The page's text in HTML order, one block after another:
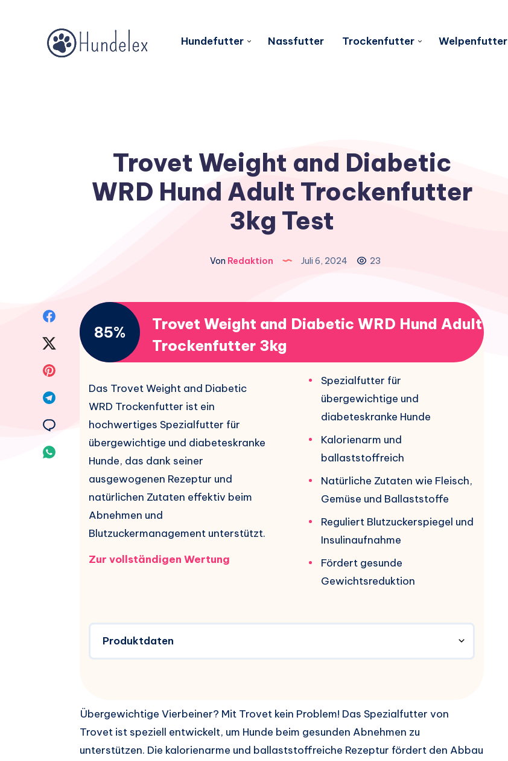
Hundefutter Nassfutter Trockenfutter Welpenfutter
Trovet Weight and Diabetic
WRD Hund Adult Trockenfutter
3kg Test
Von Redaktion Juli 6, 2024 23
Facebook
Pinterest
Telegram
Whatsapp
85%
Trovet Weight and Diabetic WRD Hund Adult
Trockenfutter 3kg
Das Trovet Weight and Diabetic
WRD Trockenfutter ist ein
hochwertiges Spezialfutter für
übergewichtige und diabeteskranke
Hunde, das dank seiner
ausgewogenen Rezeptur und
natürlichen Zutaten effektiv beim
Abnehmen und
Blutzuckermanagement unterstützt.
Zur vollständigen Wertung
Spezialfutter für
übergewichtige und
diabeteskranke Hunde
Kalorienarm und
ballaststoffreich
Natürliche Zutaten wie Fleisch,
Gemüse und Ballaststoffe
Reguliert Blutzuckerspiegel und
Insulinaufnahme
Fördert gesunde
Gewichtsreduktion
Produktdaten
Übergewichtige Vierbeiner? Mit Trovet kein Problem! Das Spezialfutter von
Trovet ist speziell entwickelt, um Hunde beim gesunden Abnehmen zu
unterstützen. Die kalorienarme und ballaststoffreiche Rezeptur fördert den Abbau